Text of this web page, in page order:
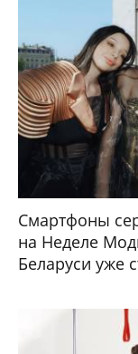
Смартфоны
на Неделе
Беларуси уже